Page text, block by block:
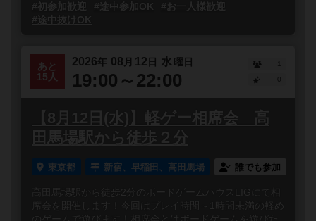
#初参加歓迎
#途中参加OK
#お一人様歓迎
#途中抜けOK
あと
15人
2026年 08 月 12 日 水 曜日
19:00～22:00
1
【8月12日(水)】軽ゲー相席会 高
田馬場駅から徒歩２分
東京都 新宿、早稲田、高田馬場 誰でも参加
高田馬場駅から徒歩2分のボードゲームハウスLIGにて相
席会を開催します！今回はプレイ時間～1時間未満の軽め